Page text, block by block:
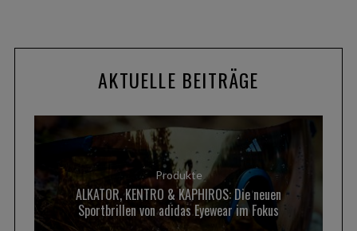
AKTUELLE BEITRÄGE
Produkte
ALKATOR, KENTRO & KAPHIROS: Die neuen
Sportbrillen von adidas Eyewear im Fokus